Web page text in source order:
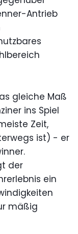
Antrieb
gleiche Maß
ins Spiel
Zeit,
ist) - er
der
ein
mäßig